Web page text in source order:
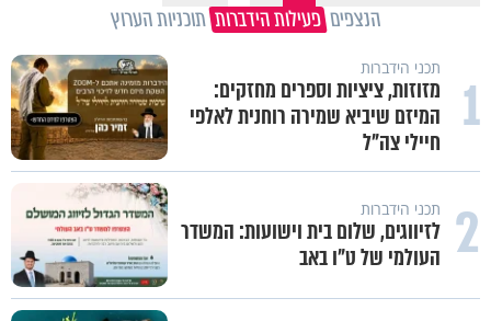
הנצפים פעילות הידברות תוכניות הערוץ
1 תכני הידברות
מזוזות, ציציות וספרים מחזקים:
המיזם שיביא שמירה רוחנית לאלפי
חיילי צה"ל
2 תכני הידברות
לזיווגים, שלום בית וישועות: המשדר
העולמי של ט"ו באב